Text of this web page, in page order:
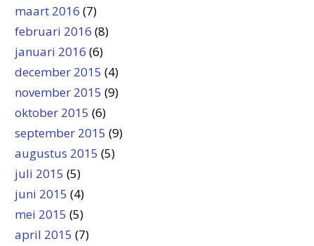
maart 2016 (7)
februari 2016 (8)
januari 2016 (6)
december 2015 (4)
november 2015 (9)
oktober 2015 (6)
september 2015 (9)
augustus 2015 (5)
juli 2015 (5)
juni 2015 (4)
mei 2015 (5)
april 2015 (7)